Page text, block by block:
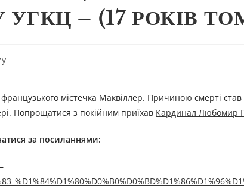
– (17 РОКІВ
містечка Маквіллер. Причиною смерті
Попрощатися з покійним приїхав Кардинал Любомир
за посиланнями:
–